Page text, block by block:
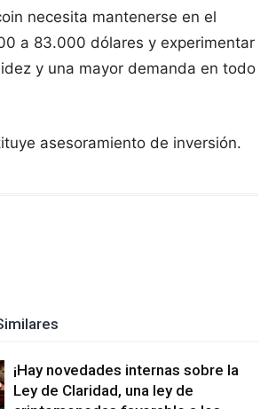
necesita mantenerse en el
a 83.000 dólares y experimentar
y una mayor demanda en todo
asesoramiento de inversión.
¡Hay novedades internas sobre la
Ley de Claridad, una ley de